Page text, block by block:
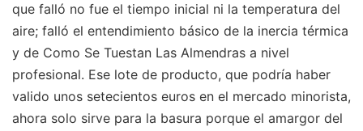
que falló no fue el tiempo inicial ni la temperatura del
aire; falló el entendimiento básico de la inercia térmica
y de Como Se Tuestan Las Almendras a nivel
profesional. Ese lote de producto, que podría haber
valido unos setecientos euros en el mercado minorista,
ahora solo sirve para la basura porque el amargor del